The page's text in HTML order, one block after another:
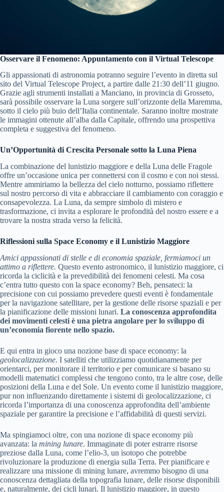
Osservare il Fenomeno: Appuntamento con il Virtual Telescope
Gli appassionati di astronomia potranno seguire l’evento in diretta sul
sito del Virtual Telescope Project, a partire dalle 21:30 dell’11 giugno.
Grazie agli strumenti installati a Manciano, in provincia di Grosseto,
sarà possibile osservare la Luna sorgere sull’orizzonte della Maremma,
sotto il cielo più buio dell’Italia continentale. Saranno inoltre mostrate
le immagini ottenute all’alba dalla Capitale, offrendo una prospettiva
completa e suggestiva del fenomeno.
Un’Opportunità di Crescita Personale sotto la Luna Piena
La combinazione del lunistizio maggiore e della Luna delle Fragole
offre un’occasione unica per connettersi con il cosmo e con noi stessi.
Mentre ammiriamo la bellezza del cielo notturno, possiamo riflettere
sul nostro percorso di vita e abbracciare il cambiamento con coraggio e
consapevolezza. La Luna, da sempre simbolo di mistero e
trasformazione, ci invita a esplorare le profondità del nostro essere e a
trovare la nostra strada verso la felicità.
Riflessioni sulla Space Economy e il Lunistizio Maggiore
Amici appassionati di stelle e di economia spaziale, fermiamoci un
attimo a riflettere. Questo evento astronomico, il lunistizio maggiore, ci
ricorda la ciclicità e la prevedibilità dei fenomeni celesti. Ma cosa
c’entra tutto questo con la space economy? Beh, pensateci: la
precisione con cui possiamo prevedere questi eventi è fondamentale
per la navigazione satellitare, per la gestione delle risorse spaziali e per
la pianificazione delle missioni lunari. La conoscenza approfondita
dei movimenti celesti è una pietra angolare per lo sviluppo di
un’economia fiorente nello spazio.
E qui entra in gioco una nozione base di space economy: la
geolocalizzazione. I satelliti che utilizziamo quotidianamente per
orientarci, per monitorare il territorio e per comunicare si basano su
modelli matematici complessi che tengono conto, tra le altre cose, delle
posizioni della Luna e del Sole. Un evento come il lunistizio maggiore,
pur non influenzando direttamente i sistemi di geolocalizzazione, ci
ricorda l’importanza di una conoscenza approfondita dell’ambiente
spaziale per garantire la precisione e l’affidabilità di questi servizi.
Ma spingiamoci oltre, con una nozione di space economy più
avanzata: la mining lunare. Immaginate di poter estrarre risorse
preziose dalla Luna, come l’elio-3, un isotopo che potrebbe
rivoluzionare la produzione di energia sulla Terra. Per pianificare e
realizzare una missione di mining lunare, avremmo bisogno di una
conoscenza dettagliata della topografia lunare, delle risorse disponibili
e, naturalmente, dei cicli lunari. Il lunistizio maggiore, in questo